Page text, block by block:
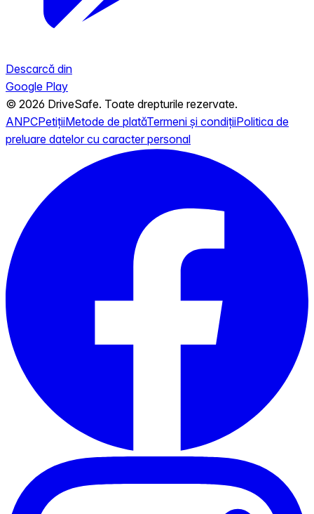
Descarcă din
Google Play
© 2026 DriveSafe. Toate drepturile rezervate.
ANPCPetițiiMetode de platăTermeni și condițiiPolitica de
preluare datelor cu caracter personal